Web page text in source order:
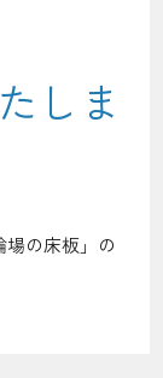
しま
の床板」の